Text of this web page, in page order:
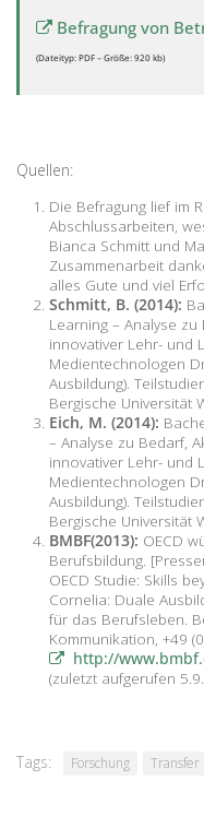
Befragung von
(Dateityp: PDF – Größe: 920 kb)
Quellen:
Die Befragung lief im
Abschlussarbeiten,
Bianca Schmitt und
Zusammenarbeit
alles Gute und viel
Schmitt, B. (2014):
Learning – Analyse
innovativer Lehr- und
Medientechnologen
Ausbildung).
Bergische Universität
Eich, M. (2014):
– Analyse zu Bedarf,
innovativer Lehr- und
Medientechnologen
Ausbildung).
Bergische Universität
BMBF(2013): OECD
Berufsbildung.
OECD Studie: Skills
Cornelia: Duale
für das Berufsleben.
Kommunikation, +49
http://
(zuletzt aufgerufen
Tags: Forschung Transfer